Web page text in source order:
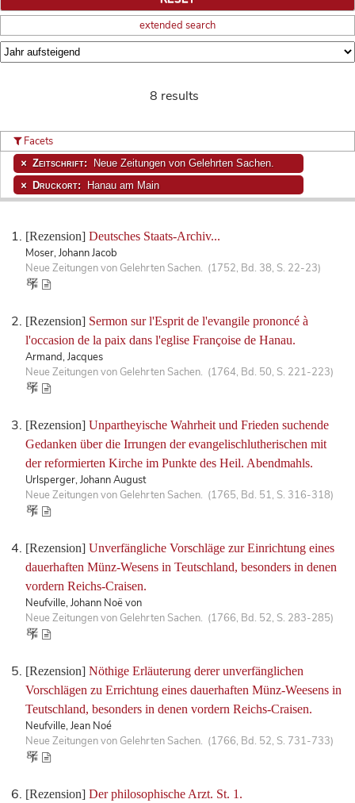
extended search
8 results
[Rezension] Deutsches Staats-Archiv...
Moser, Johann Jacob
Neue Zeitungen von Gelehrten Sachen. (1752, Bd. 38, S. 22-23)
[Rezension] Sermon sur l'Esprit de l'evangile prononcé à
l'occasion de la paix dans l'eglise Françoise de Hanau.
Armand, Jacques
Neue Zeitungen von Gelehrten Sachen. (1764, Bd. 50, S. 221-223)
[Rezension] Unpartheyische Wahrheit und Frieden suchende
Gedanken über die Irrungen der evangelischlutherischen mit
der reformierten Kirche im Punkte des Heil. Abendmahls.
Urlsperger, Johann August
Neue Zeitungen von Gelehrten Sachen. (1765, Bd. 51, S. 316-318)
[Rezension] Unverfängliche Vorschläge zur Einrichtung eines
dauerhaften Münz-Wesens in Teutschland, besonders in denen
vordern Reichs-Craisen.
Neufville, Johann Noë von
Neue Zeitungen von Gelehrten Sachen. (1766, Bd. 52, S. 283-285)
[Rezension] Nöthige Erläuterung derer unverfänglichen
Vorschlägen zu Errichtung eines dauerhaften Münz-Weesens in
Teutschland, besonders in denen vordern Reichs-Craisen.
Neufville, Jean Noé
Neue Zeitungen von Gelehrten Sachen. (1766, Bd. 52, S. 731-733)
[Rezension] Der philosophische Arzt. St. 1.
Facets
Zeitschrift: Neue Zeitungen von Gelehrten Sachen.
Druckort: Hanau am Main